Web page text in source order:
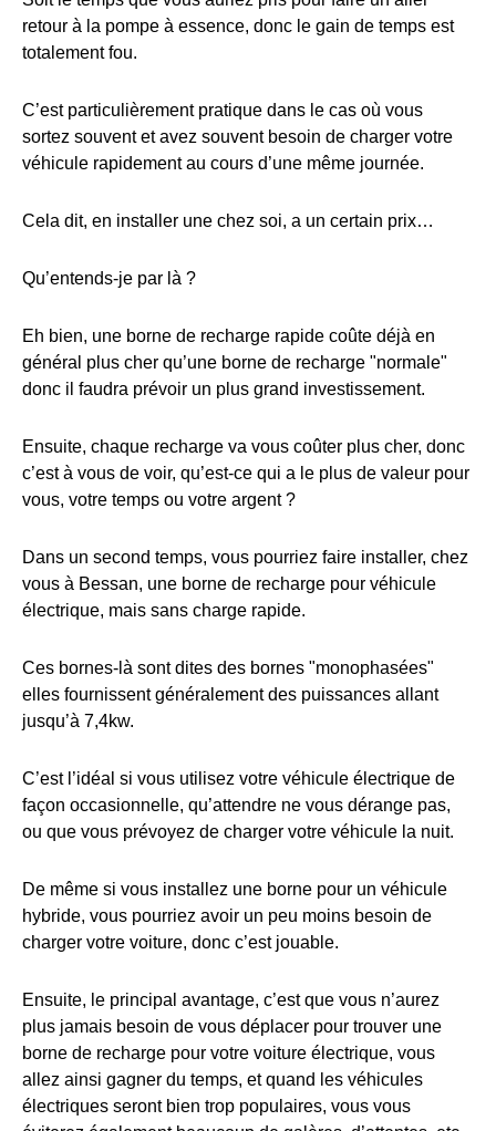
retour à la pompe à essence, donc le gain de temps est
totalement fou.
C’est particulièrement pratique dans le cas où vous
sortez souvent et avez souvent besoin de charger votre
véhicule rapidement au cours d’une même journée.
Cela dit, en installer une chez soi, a un certain prix…
Qu’entends-je par là ?
Eh bien, une borne de recharge rapide coûte déjà en
général plus cher qu’une borne de recharge "normale"
donc il faudra prévoir un plus grand investissement.
Ensuite, chaque recharge va vous coûter plus cher, donc
c’est à vous de voir, qu’est-ce qui a le plus de valeur pour
vous, votre temps ou votre argent ?
Dans un second temps, vous pourriez faire installer, chez
vous à Bessan, une borne de recharge pour véhicule
électrique, mais sans charge rapide.
Ces bornes-là sont dites des bornes "monophasées"
elles fournissent généralement des puissances allant
jusqu’à 7,4kw.
C’est l’idéal si vous utilisez votre véhicule électrique de
façon occasionnelle, qu’attendre ne vous dérange pas,
ou que vous prévoyez de charger votre véhicule la nuit.
De même si vous installez une borne pour un véhicule
hybride, vous pourriez avoir un peu moins besoin de
charger votre voiture, donc c’est jouable.
Ensuite, le principal avantage, c’est que vous n’aurez
plus jamais besoin de vous déplacer pour trouver une
borne de recharge pour votre voiture électrique, vous
allez ainsi gagner du temps, et quand les véhicules
électriques seront bien trop populaires, vous vous